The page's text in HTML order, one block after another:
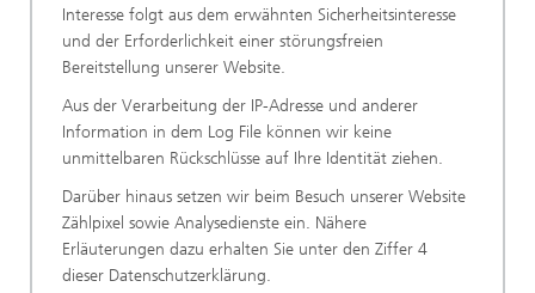
Interesse folgt aus dem erwähnten Sicherheitsinteresse
und der Erforderlichkeit einer störungsfreien
Bereitstellung unserer Website.
Aus der Verarbeitung der IP-Adresse und anderer
Information in dem Log File können wir keine
unmittelbaren Rückschlüsse auf Ihre Identität ziehen.
Darüber hinaus setzen wir beim Besuch unserer Website
Zählpixel sowie Analysedienste ein. Nähere
Erläuterungen dazu erhalten Sie unter den Ziffer 4
dieser Datenschutzerklärung.